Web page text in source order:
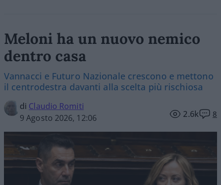
Meloni ha un nuovo nemico
dentro casa
Vannacci e Futuro Nazionale crescono e mettono
il centrodestra davanti alla scelta più rischiosa
di Claudio Romiti
9 Agosto 2026, 12:06
2.6k 8